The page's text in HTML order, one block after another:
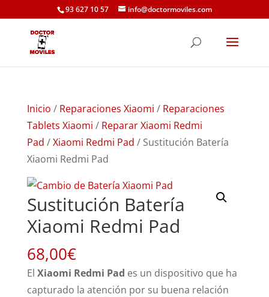
93 627 10 57 info@doctormoviles.com
Inicio / Reparaciones Xiaomi / Reparaciones
Tablets Xiaomi / Reparar Xiaomi Redmi
Pad /Xiaomi Redmi Pad / Sustitución Batería
Xiaomi Redmi Pad
Sustitución Batería
Xiaomi Redmi Pad
68,00€
El Xiaomi Redmi Pad es un dispositivo que ha
capturado la atención por su buena relación